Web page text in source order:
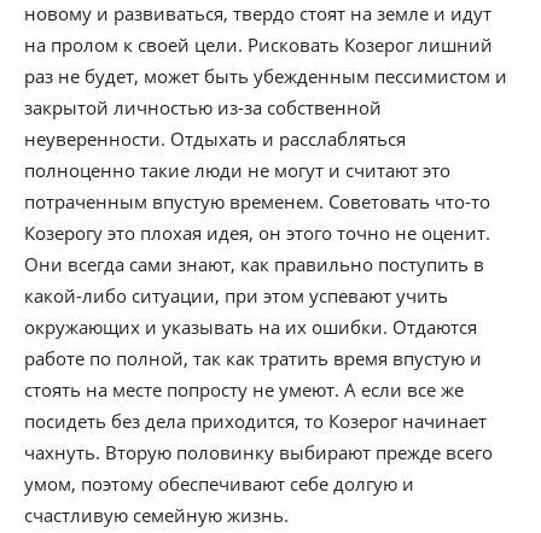
новому и развиваться, твердо стоят на земле и идут
на пролом к своей цели. Рисковать Козерог лишний
раз не будет, может быть убежденным пессимистом и
закрытой личностью из-за собственной
неуверенности. Отдыхать и расслабляться
полноценно такие люди не могут и считают это
потраченным впустую временем. Советовать что-то
Козерогу это плохая идея, он этого точно не оценит.
Они всегда сами знают, как правильно поступить в
какой-либо ситуации, при этом успевают учить
окружающих и указывать на их ошибки. Отдаются
работе по полной, так как тратить время впустую и
стоять на месте попросту не умеют. А если все же
посидеть без дела приходится, то Козерог начинает
чахнуть. Вторую половинку выбирают прежде всего
умом, поэтому обеспечивают себе долгую и
счастливую семейную жизнь.